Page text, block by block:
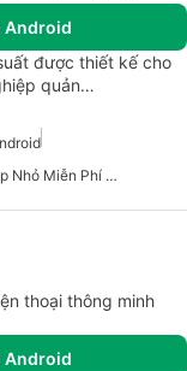
Android
được thiết kế cho
quản…
Kế Toán Doanh Nghiệp Nhỏ Miễn Phí Cho Android
thoại thông minh
Android